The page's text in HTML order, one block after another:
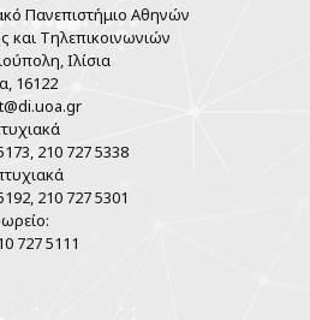
Πανεπιστήμιο Αθηνών
και Τηλεπικοινωνιών
Ιλίσια
16122
210 727 5338
210 727 5301
727 5111